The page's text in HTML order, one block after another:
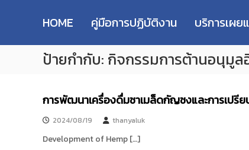
p
M
T
T
e
s
e
a
ห
วิ
ท
ย
ค
HOME คู่มือการปฏิบัติงาน บริการเผ
ป้ายกำกับ: กิจกรรมการต้านอนุมูล
การพัฒนาเครื่องดื่มชาเมล็ดกัญชงและการเปรี
2024/08/19 thanyaluk
Development of Hemp […]